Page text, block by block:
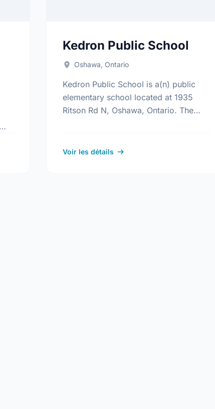
Kedron Public School
Oshawa, Ontario
Kedron Public School is a(n) public
elementary school located at 1935
Ritson Rd N, Oshawa, Ontario. The
more …
Voir les détails